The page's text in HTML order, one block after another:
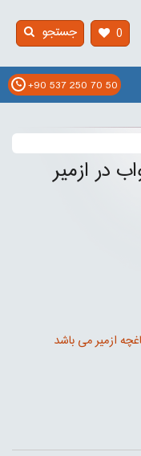
0
+90 537 250 70 50
جستجو
ازمیر می باشد